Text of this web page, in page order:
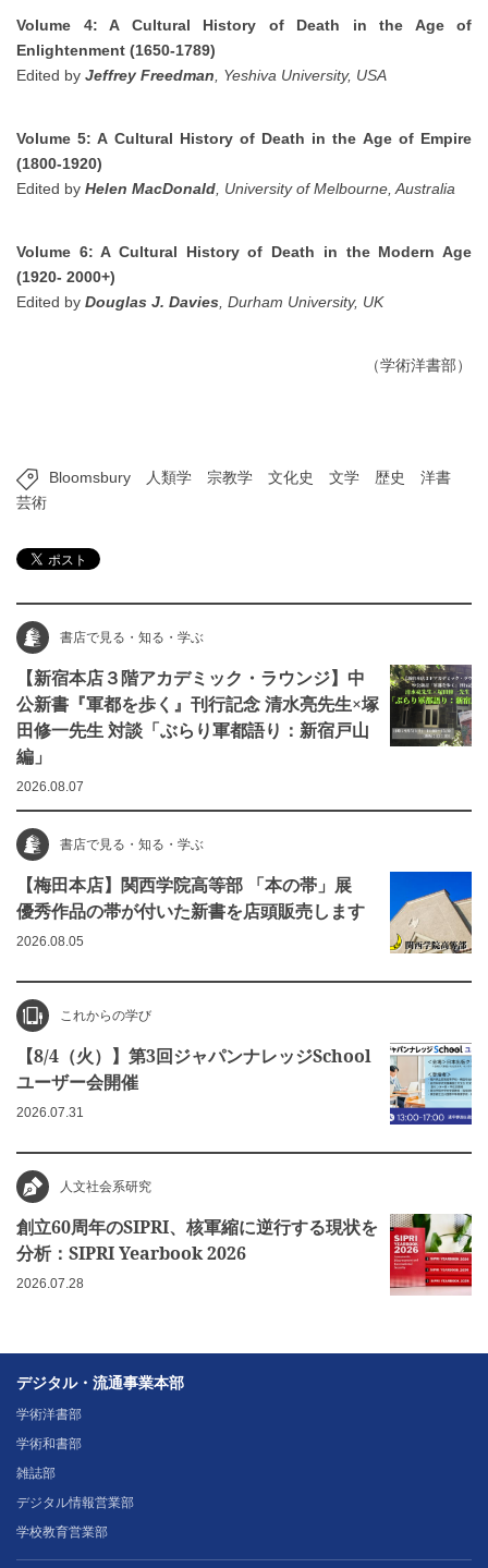
Volume 4: A Cultural History of Death in the Age of
Enlightenment (1650-1789)
Edited by Jeffrey Freedman , Yeshiva University, USA
Volume 5: A Cultural History of Death in the Age of Empire
(1800-1920)
Edited by Helen MacDonald , University of Melbourne, Australia
Volume 6: A Cultural History of Death in the Modern Age
(1920- 2000+)
Edited by Douglas J. Davies , Durham University, UK
（学術洋書部）
Bloomsbury 人類学 宗教学 文化史 文学 歴史
洋書
芸術
書店で見る・知る・学ぶ
【新宿本店３階アカデミック・ラウンジ】中
公新書『軍都を歩く』刊行記念 清水亮先生×塚
田修一先生 対談「ぶらり軍都語り：新宿戸山
編」
2026.08.07
書店で見る・知る・学ぶ
【梅田本店】関西学院高等部 「本の帯」展
優秀作品の帯が付いた新書を店頭販売します
2026.08.05
これからの学び
【8/4（火）】第3回ジャパンナレッジSchool
ユーザー会開催
2026.07.31
人文社会系研究
創立60周年のSIPRI、核軍縮に逆行する現状を
分析：SIPRI Yearbook 2026
2026.07.28
デジタル・流通事業本部
学術洋書部
学術和書部
雑誌部
デジタル情報営業部
学校教育営業部